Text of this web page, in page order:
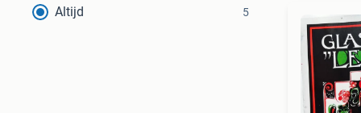
Altijd 5